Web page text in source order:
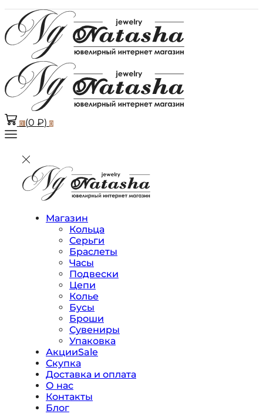
0 (0 ₽) 0
Магазин
Кольца
Серьги
Браслеты
Часы
Подвески
Цепи
Колье
Бусы
Броши
Сувениры
Упаковка
АкцииSale
Скупка
Доставка и оплата
О нас
Контакты
Блог